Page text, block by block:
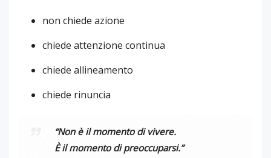
non chiede azione
chiede attenzione continua
chiede allineamento
chiede rinuncia
“Non è il momento di vivere.
È il momento di preoccuparsi.”